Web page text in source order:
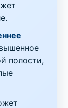
полости,